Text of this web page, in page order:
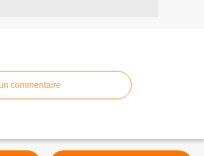
commentaire